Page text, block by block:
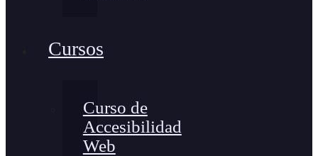
Cursos
Curso de
Accesibilidad
Web